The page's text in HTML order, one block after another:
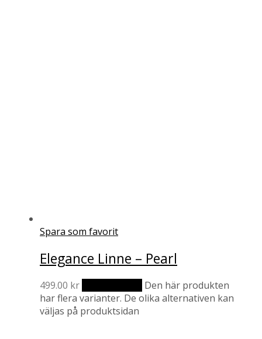
Spara som favorit
Elegance Linne – Pearl
499.00 kr
Den här produkten
har flera varianter. De olika alternativen kan
väljas på produktsidan